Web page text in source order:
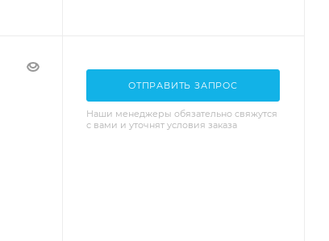
ОТПРАВИТЬ ЗАПРОС
Наши менеджеры обязательно свяжутся
с вами и уточнят условия заказа